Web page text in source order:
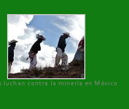
luchan contra la minería en México